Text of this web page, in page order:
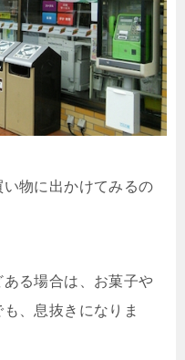
物に出かけてみるの
る場合は、お菓子や
、息抜きになりま